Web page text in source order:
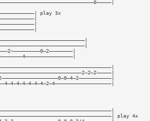
play 3x
play 4x